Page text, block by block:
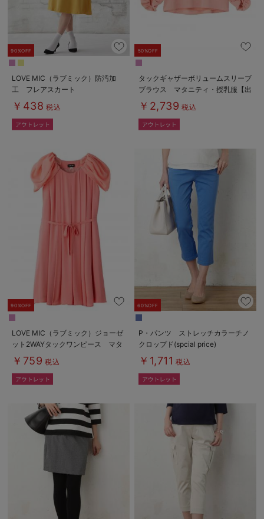
90%OFF
LOVE MIC（ラブミック）防汚加
工 フレアスカート
￥438 税込
50%OFF
タックギャザーボリュームスリーブ
ブラウス マタニティ・授乳服【出
産後も長く使える】
￥2,739 税込
90%OFF
LOVE MIC（ラブミック）ジョーゼ
ット2WAYタックワンピース マタ
ニティ・授乳服
￥759 税込
60%OFF
P・パンツ ストレッチカラーチノ
クロップド(spcial price)
￥1,711 税込